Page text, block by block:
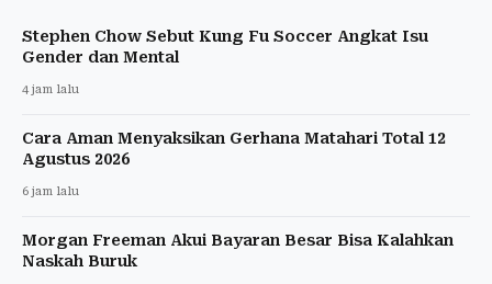
Stephen Chow Sebut Kung Fu Soccer Angkat Isu
Gender dan Mental
4 jam lalu
Cara Aman Menyaksikan Gerhana Matahari Total 12
Agustus 2026
6 jam lalu
Morgan Freeman Akui Bayaran Besar Bisa Kalahkan
Naskah Buruk